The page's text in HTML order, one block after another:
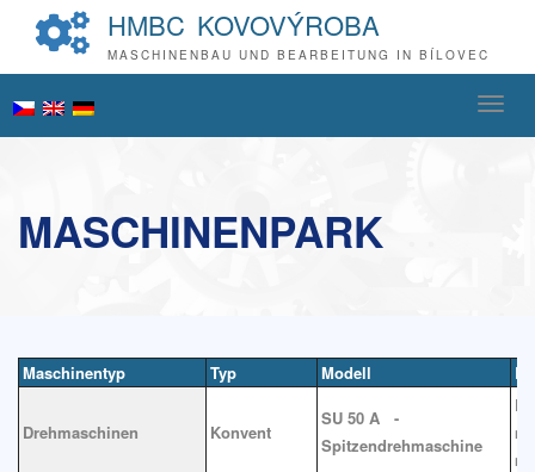
HMBC KOVOVÝROBA
MASCHINENBAU UND BEARBEITUNG IN BÍLOVEC
MASCHINENPARK
Maschinentyp Typ Modell
Drehmaschinen Konvent
SU 50 A -
Spitzendrehmaschine